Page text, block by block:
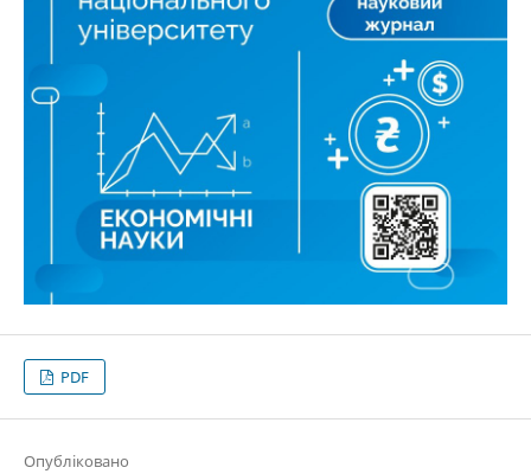
PDF
Опубліковано